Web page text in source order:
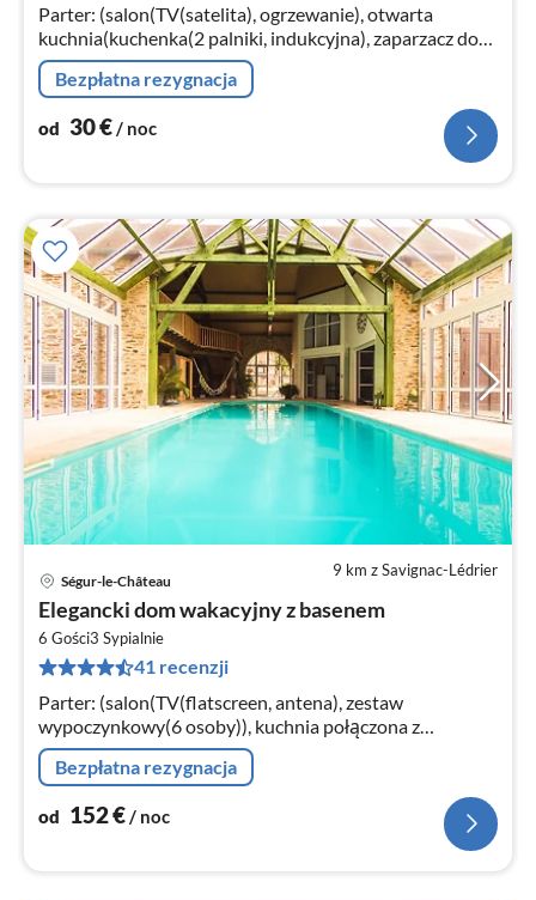
Parter: (salon(TV(satelita), ogrzewanie), otwarta
kuchnia(kuchenka(2 palniki, indukcyjna), zaparzacz do
kawy(filter), piekarnik, lodówko-zamrażarka)
Bezpłatna rezygnacja
od 30€/ noc
9 km z Savignac-Lédrier
Ségur-le-Château
Elegancki dom wakacyjny z basenem
6 Gości3 Sypialnie
41 recenzji
Parter: (salon(TV(flatscreen, antena), zestaw
wypoczynkowy(6 osoby)), kuchnia połączona z
salonem(stół jadalniany(8 osoby), stół jadalniany(4
osoby)
Bezpłatna rezygnacja
od 152€/ noc